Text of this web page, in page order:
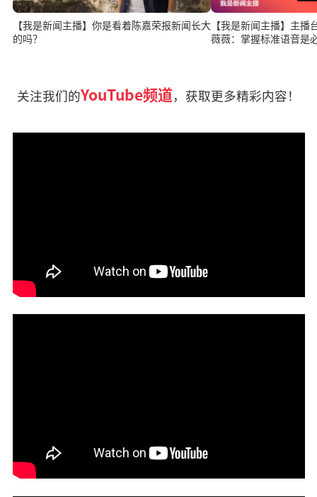
【我是新闻主播】你是看着陈嘉荣报新闻长大
的吗？
【我是新闻主播】主播
薇薇：掌握标准语音是
关注我们的YouTube频道，获取更多精彩内容！